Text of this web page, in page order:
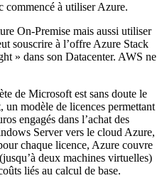
commencé à utiliser Azure.
On-Premise mais aussi utiliser
souscrire à l’offre Azure Stack
» dans son Datacenter. AWS ne
de Microsoft est sans doute le
modèle de licences permettant
engagés dans l’achat des
Server vers le cloud Azure,
chaque licence, Azure couvre
deux machines virtuelles)
liés au calcul de base.